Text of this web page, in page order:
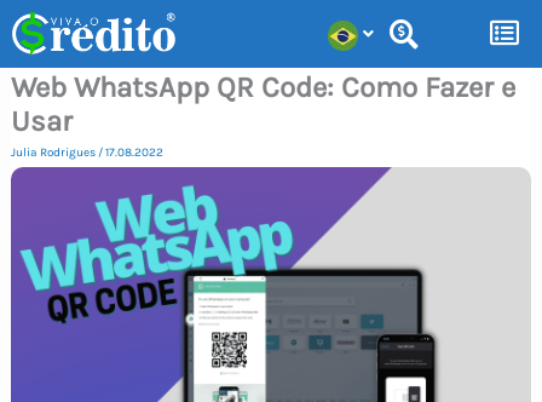
para
conteúdo
Web WhatsApp QR Code: Como Fazer e
Usar
Julia Rodrigues /17.08.2022